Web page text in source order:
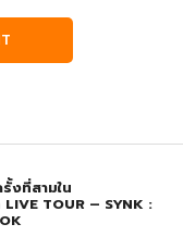
งที่สามใน
TOUR – SYNK :